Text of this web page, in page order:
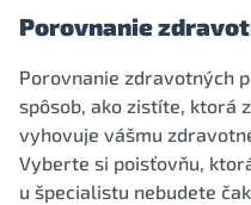
Porovnanie
Porovnanie zdravotných
spôsob, ako zistíte, ktorá
vyhovuje vášmu
Vyberte si poisťovňu,
u špecialistu nebudete